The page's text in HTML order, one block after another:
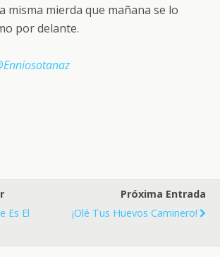
misma mierda que mañana se lo
por delante.
Es El
Próxima Entrada
¡Olé Tus Huevos Caminero!